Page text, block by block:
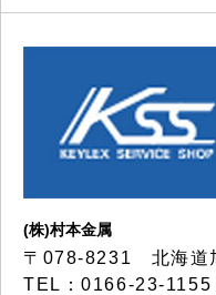
(株)村本金属
〒078-8231 北海道
TEL：0166-23-